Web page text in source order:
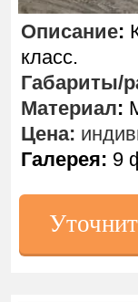
Описание:
класс.
Габариты/
Материал:
Цена:
Галерея: 9